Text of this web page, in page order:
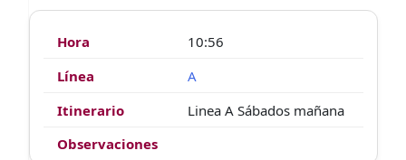
10:56
A
Linea A Sábados mañana